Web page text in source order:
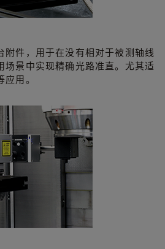
附件，用于在没有相对于被测轴线
场景中实现精确光路准直。尤其适
用。